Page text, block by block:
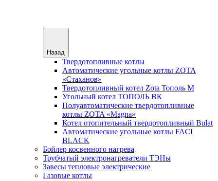
Назад
Твердотопливные котлы
Автоматические угольные котлы ZOTA
«Стаханов»
Твердотопливный котел Zota Тополь М
Угольный котел ТОПОЛЬ ВК
Полуавтоматические твердотопливные
котлы ZOTA «Magna»
Котел отопительный твердотопливный Bulat
Автоматические угольные котлы FACI
BLACK
Бойлер косвенного нагрева
Трубчатый электронагреватели ТЭНы
Завесы тепловые электрические
Газовые котлы